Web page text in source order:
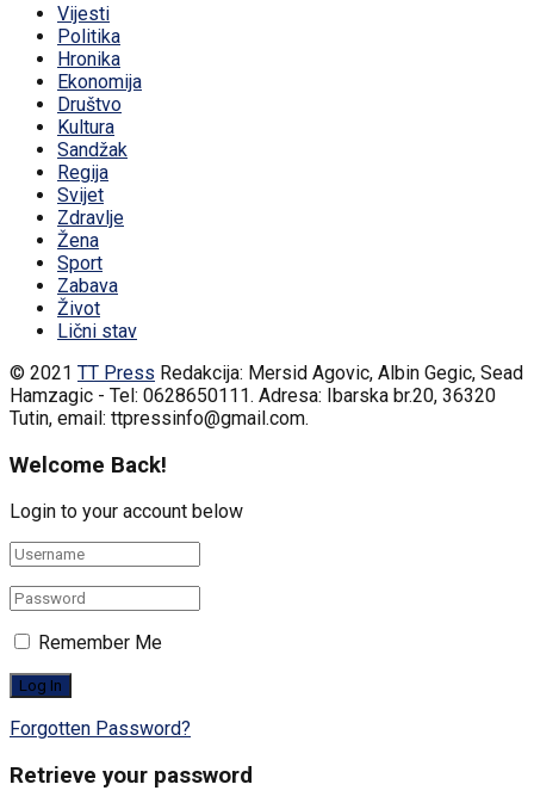
Vijesti
Politika
Hronika
Ekonomija
Društvo
Kultura
Sandžak
Regija
Svijet
Zdravlje
Žena
Sport
Zabava
Život
Lični stav
© 2021 TT Press Redakcija: Mersid Agovic, Albin Gegic, Sead
Hamzagic - Tel: 0628650111. Adresa: Ibarska br.20, 36320
Tutin, email: ttpressinfo@gmail.com.
Welcome Back!
Login to your account below
Remember Me
Forgotten Password?
Retrieve your password